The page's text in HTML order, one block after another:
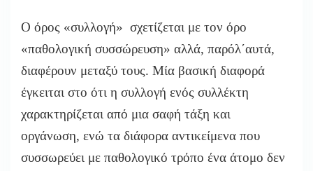
Ο όρος «συλλογή» σχετίζεται με τον όρο
«παθολογική συσσώρευση» αλλά, παρόλ΄αυτά,
διαφέρουν μεταξύ τους. Μία βασική διαφορά
έγκειται στο ότι η συλλογή ενός συλλέκτη
χαρακτηρίζεται από μια σαφή τάξη και
οργάνωση, ενώ τα διάφορα αντικείμενα που
συσσωρεύει με παθολογικό τρόπο ένα άτομο δεν